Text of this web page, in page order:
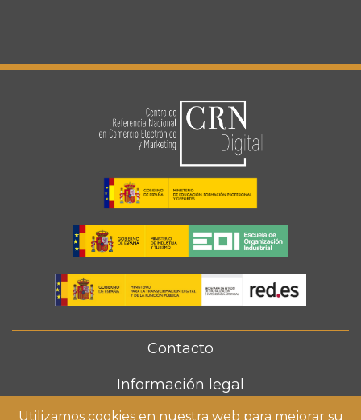
Contacto
Información legal
Utilizamos cookies en nuestra web para mejorar su